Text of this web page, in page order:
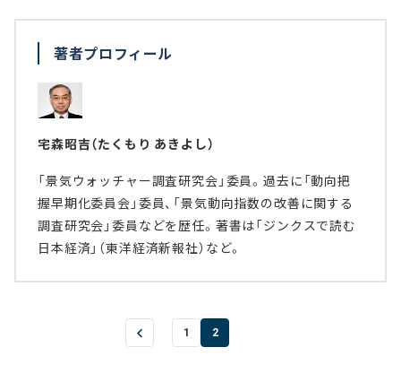
著者プロフィール
宅森昭吉（たくもり あきよし）
「景気ウォッチャー調査研究会」委員。過去に「動向把
握早期化委員会」委員、「景気動向指数の改善に関する
調査研究会」委員などを歴任。著書は「ジンクスで読む
日本経済」（東洋経済新報社）など。
1 2